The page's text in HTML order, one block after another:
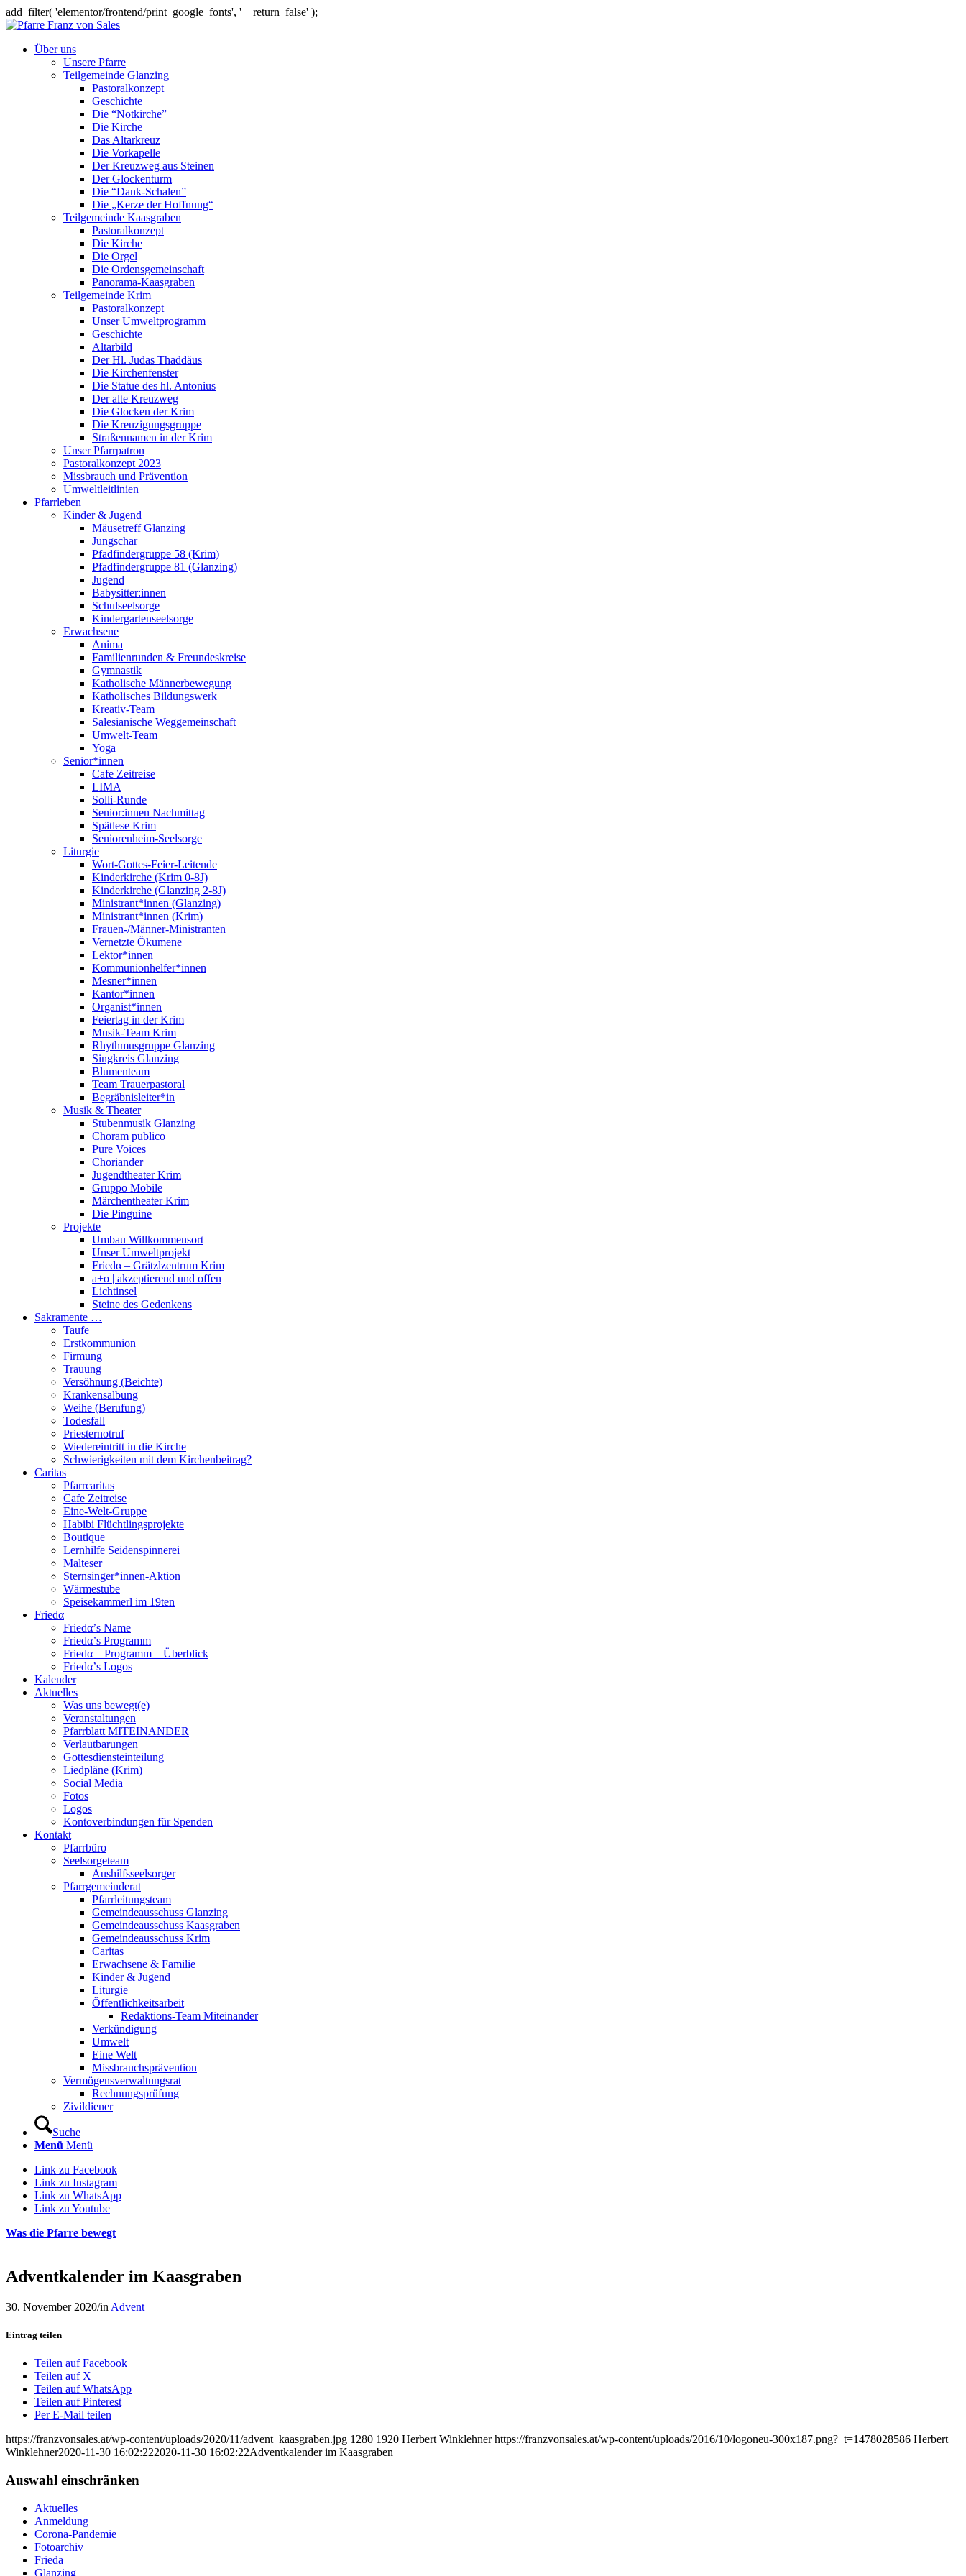
add_filter( 'elementor/frontend/print_google_fonts', '__return_false' );
Über uns
Unsere Pfarre
Teilgemeinde Glanzing
Pastoralkonzept
Geschichte
Die “Notkirche”
Die Kirche
Das Altarkreuz
Die Vorkapelle
Der Kreuzweg aus Steinen
Der Glockenturm
Die “Dank-Schalen”
Die „Kerze der Hoffnung“
Teilgemeinde Kaasgraben
Pastoralkonzept
Die Kirche
Die Orgel
Die Ordensgemeinschaft
Panorama-Kaasgraben
Teilgemeinde Krim
Pastoralkonzept
Unser Umweltprogramm
Geschichte
Altarbild
Der Hl. Judas Thaddäus
Die Kirchenfenster
Die Statue des hl. Antonius
Der alte Kreuzweg
Die Glocken der Krim
Die Kreuzigungsgruppe
Straßennamen in der Krim
Unser Pfarrpatron
Pastoralkonzept 2023
Missbrauch und Prävention
Umweltleitlinien
Pfarrleben
Kinder & Jugend
Mäusetreff Glanzing
Jungschar
Pfadfindergruppe 58 (Krim)
Pfadfindergruppe 81 (Glanzing)
Jugend
Babysitter:innen
Schulseelsorge
Kindergartenseelsorge
Erwachsene
Anima
Familienrunden & Freundeskreise
Gymnastik
Katholische Männerbewegung
Katholisches Bildungswerk
Kreativ-Team
Salesianische Weggemeinschaft
Umwelt-Team
Yoga
Senior*innen
Cafe Zeitreise
LIMA
Solli-Runde
Senior:innen Nachmittag
Spätlese Krim
Seniorenheim-Seelsorge
Liturgie
Wort-Gottes-Feier-Leitende
Kinderkirche (Krim 0-8J)
Kinderkirche (Glanzing 2-8J)
Ministrant*innen (Glanzing)
Ministrant*innen (Krim)
Frauen-/Männer-Ministranten
Vernetzte Ökumene
Lektor*innen
Kommunionhelfer*innen
Mesner*innen
Kantor*innen
Organist*innen
Feiertag in der Krim
Musik-Team Krim
Rhythmusgruppe Glanzing
Singkreis Glanzing
Blumenteam
Team Trauerpastoral
Begräbnisleiter*in
Musik & Theater
Stubenmusik Glanzing
Choram publico
Pure Voices
Choriander
Jugendtheater Krim
Gruppo Mobile
Märchentheater Krim
Die Pinguine
Projekte
Umbau Willkommensort
Unser Umweltprojekt
Friedα – Grätzlzentrum Krim
a+o | akzeptierend und offen
Lichtinsel
Steine des Gedenkens
Sakramente …
Taufe
Erstkommunion
Firmung
Trauung
Versöhnung (Beichte)
Krankensalbung
Weihe (Berufung)
Todesfall
Priesternotruf
Wiedereintritt in die Kirche
Schwierigkeiten mit dem Kirchenbeitrag?
Caritas
Pfarrcaritas
Cafe Zeitreise
Eine-Welt-Gruppe
Habibi Flüchtlingsprojekte
Boutique
Lernhilfe Seidenspinnerei
Malteser
Sternsinger*innen-Aktion
Wärmestube
Speisekammerl im 19ten
Friedα
Friedα’s Name
Friedα’s Programm
Friedα – Programm – Überblick
Friedα’s Logos
Kalender
Aktuelles
Was uns bewegt(e)
Veranstaltungen
Pfarrblatt MITEINANDER
Verlautbarungen
Gottesdiensteinteilung
Liedpläne (Krim)
Social Media
Fotos
Logos
Kontoverbindungen für Spenden
Kontakt
Pfarrbüro
Seelsorgeteam
Aushilfsseelsorger
Pfarrgemeinderat
Pfarrleitungsteam
Gemeindeausschuss Glanzing
Gemeindeausschuss Kaasgraben
Gemeindeausschuss Krim
Caritas
Erwachsene & Familie
Kinder & Jugend
Liturgie
Öffentlichkeitsarbeit
Redaktions-Team Miteinander
Verkündigung
Umwelt
Eine Welt
Missbrauchsprävention
Vermögensverwaltungsrat
Rechnungsprüfung
Zivildiener
Suche
Menü Menü
Link zu Facebook
Link zu Instagram
Link zu WhatsApp
Link zu Youtube
Was die Pfarre bewegt
Adventkalender im Kaasgraben
30. November 2020/in Advent
Eintrag teilen
Teilen auf Facebook
Teilen auf X
Teilen auf WhatsApp
Teilen auf Pinterest
Per E-Mail teilen
https://franzvonsales.at/wp-content/uploads/2020/11/advent_kaasgraben.jpg 1280 1920 Herbert Winklehner https://franzvonsales.at/wp-content/uploads/2016/10/logoneu-300x187.png?_t=1478028586 Herbert
Winklehner2020-11-30 16:02:222020-11-30 16:02:22Adventkalender im Kaasgraben
Auswahl einschränken
Aktuelles
Anmeldung
Corona-Pandemie
Fotoarchiv
Frieda
Glanzing